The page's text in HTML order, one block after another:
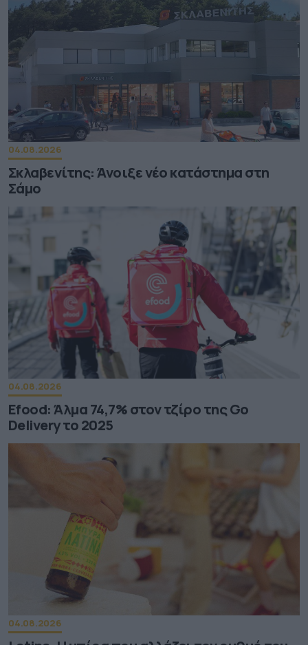
04.08.2026
Σκλαβενίτης: Άνοιξε νέο κατάστημα στη
Σάμο
04.08.2026
Efood: Άλμα 74,7% στον τζίρο της Go
Delivery το 2025
04.08.2026